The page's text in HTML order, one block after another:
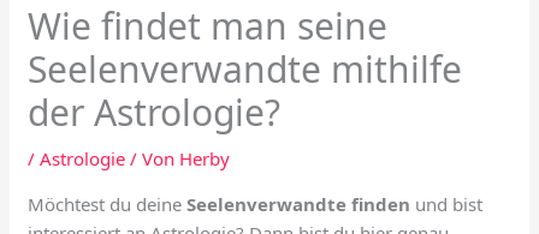
Wie findet man seine
Seelenverwandte mithilfe
der Astrologie?
/Astrologie / Von Herby
Möchtest du deineSeelenverwandte finden und bist